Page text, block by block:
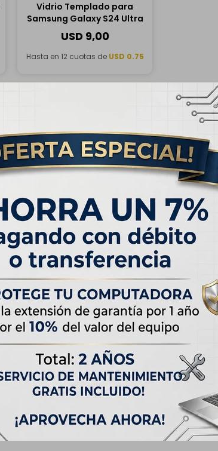
Vidrio Templado para
Samsung Galaxy S24 Ultra
USD 9,00
Hasta en 12 cuotas de USD 0.75